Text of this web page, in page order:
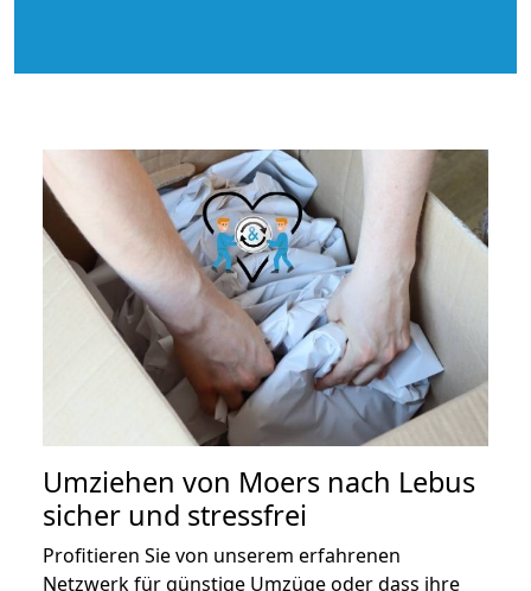
Umziehen von Moers nach Lebus
sicher und stressfrei
Profitieren Sie von unserem erfahrenen
Netzwerk für günstige Umzüge oder dass ihre